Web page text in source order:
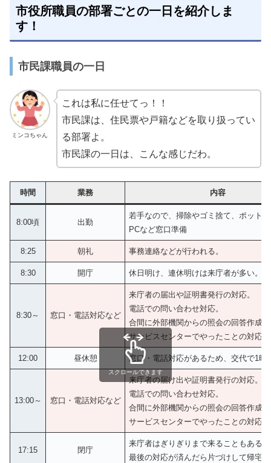
市役所職員の部署ごとの一日を紹介しま
す！
市民課職員の一日
ミンコちゃん
これは私に任せてっ！！
市民課は、住民票や戸籍などを取り扱ってい
る部署よ。
市民課の一日は、こんな感じだわ。
時間 業務 内容
8:00頃 出勤
若手なので、掃除やゴミ捨て、ポット
PCなど窓口準備
8:25 朝礼 事務連絡などが行われる。
8:30 開庁 休日明け、連休明けは来庁者が多い。
8:30～ 窓口・電話対応など
来庁者の届出や証明書発行の対応。
電話での問い合わせ対応。
合間に外部機関からの照会の回答作成。
サービスセンターでやったことの対応。
12:00 昼休憩 窓口・電話対応があるため、交代で1時
13:00～ 窓口・電話対応など
来庁者の届け出や証明書発行の対応。
電話での問い合わせ対応。
合間に外部機関からの照会の回答作成。
サービスセンターでやったことの対応。
17:15 閉庁
来庁者はぎりぎりまで来ることもある。
最後の対応が済んだら片づけして帰宅
スクロールできます